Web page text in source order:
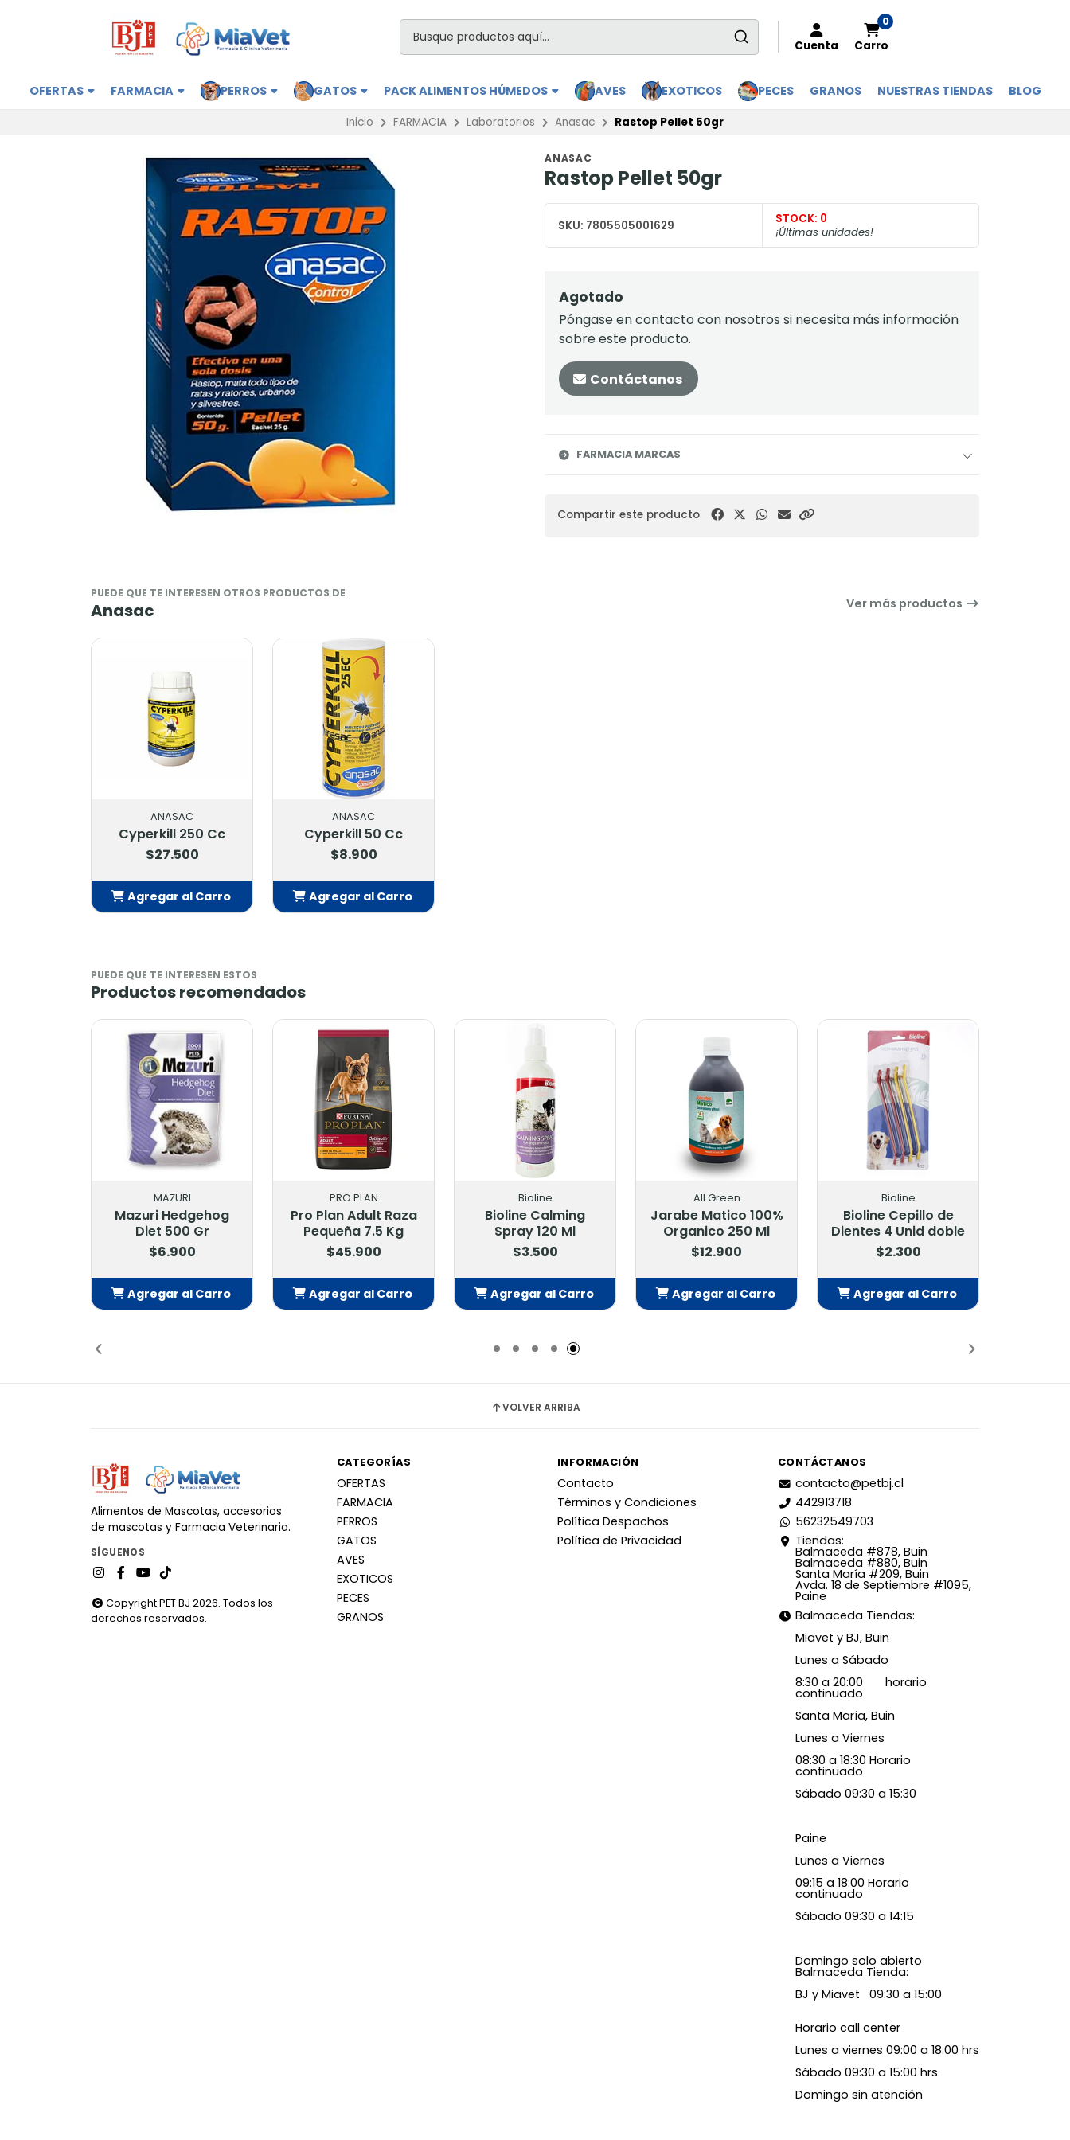
Cuenta
0
Carro
OFERTAS FARMACIA PERROS GATOS PACK ALIMENTOS HÚMEDOS AVES EXOTICOS PECES GRANOS NUESTRAS TIENDAS BLOG
Inicio FARMACIA Laboratorios Anasac Rastop Pellet 50gr
ANASAC
Rastop Pellet 50gr
SKU: 7805505001629 STOCK: 0
¡Últimas unidades!
Agotado
Póngase en contacto con nosotros si necesita más información
sobre este producto.
Contáctanos
FARMACIA MARCAS
Compartir este producto
PUEDE QUE TE INTERESEN OTROS PRODUCTOS DE
Anasac Ver más productos
ANASAC
Cyperkill 250 Cc
$27.500
Agregar al Carro
ANASAC
Cyperkill 50 Cc
$8.900
Agregar al Carro
PUEDE QUE TE INTERESEN ESTOS
Productos recomendados
MAZURI
Mazuri Hedgehog
Diet 500 Gr
$6.900
Agregar al Carro
PRO PLAN
Pro Plan Adult Raza
Pequeña 7.5 Kg
$45.900
Agregar al Carro
Bioline
Bioline Calming
Spray 120 Ml
$3.500
Agregar al Carro
All Green
Jarabe Matico 100%
Organico 250 Ml
$12.900
Agregar al Carro
Bioline
Bioline Cepillo de
Dientes 4 Unid doble
$2.300
Agregar al Carro
VOLVER ARRIBA
Alimentos de Mascotas, accesorios
de mascotas y Farmacia Veterinaria.
SÍGUENOS
Copyright PET BJ 2026. Todos los
derechos reservados.
CATEGORÍAS
OFERTAS
FARMACIA
PERROS
GATOS
AVES
EXOTICOS
PECES
GRANOS
INFORMACIÓN
Contacto
Términos y Condiciones
Política Despachos
Política de Privacidad
CONTÁCTANOS
contacto@petbj.cl
442913718
56232549703
Tiendas:
Balmaceda #878, Buin
Balmaceda #880, Buin
Santa María #209, Buin
Avda. 18 de Septiembre #1095,
Paine
Balmaceda Tiendas:
Miavet y BJ, Buin
Lunes a Sábado
8:30 a 20:00 horario
continuado
Santa María, Buin
Lunes a Viernes
08:30 a 18:30 Horario
continuado
Sábado 09:30 a 15:30
Paine
Lunes a Viernes
09:15 a 18:00 Horario
continuado
Sábado 09:30 a 14:15
Domingo solo abierto
Balmaceda Tienda:
BJ y Miavet 09:30 a 15:00
Horario call center
Lunes a viernes 09:00 a 18:00 hrs
Sábado 09:30 a 15:00 hrs
Domingo sin atención